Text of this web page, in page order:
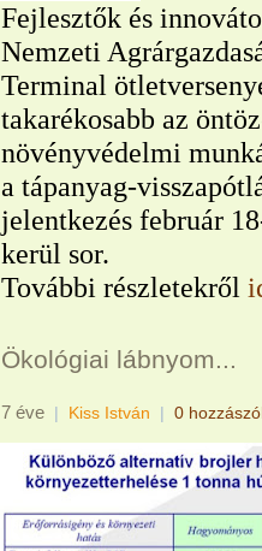
Fejlesztők és
Nemzeti
Terminal
takarékosabb az
növényvédelmi
a tápanyag-
jelentkezés február
kerül sor.
További részletekről
Ökológiai lábnyom...
7 éve | Kiss István | 0